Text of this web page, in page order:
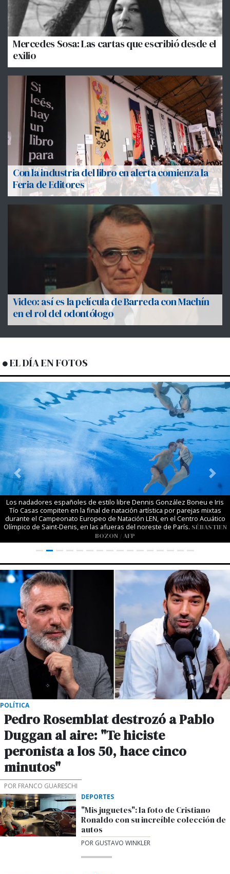
Con la industria del libro en alerta comienza la
Feria de Editores
Mercedes Sosa: Las cartas que escribió desde el
exilio
Video: así es la película de Barreda con Machín
en el rol del odontólogo
EL DÍA EN FOTOS
Los nadadores españoles de estilo libre Dennis González Boneu e Iris
Tío Casas compiten en la final de natación artística por parejas mixtas
durante el Campeonato Europeo de Natación LEN, en el Centro Acuático
Olímpico de Saint-Denis, en las afueras del noreste de París. SÉBASTIEN
BOZON / AFP
Previous Next
POLÍTICA
Pedro Rosemblat destrozó a Pablo
Duggan al aire: "Te hiciste
peronista a los 50, hace cinco
minutos"
POR FRANCO GUARESCHI
DEPORTES
"Mis juguetes": la foto de Cristiano
Ronaldo con su increíble colección de
autos
POR GUSTAVO WINKLER